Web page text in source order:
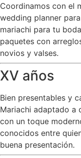
Coordinamos con el
wedding planner
mariachi para tu
paquetes con
novios y valses.
XV años
Bien presentables y
Mariachi adaptado a
con un toque
conocidos entre
buena presentación.